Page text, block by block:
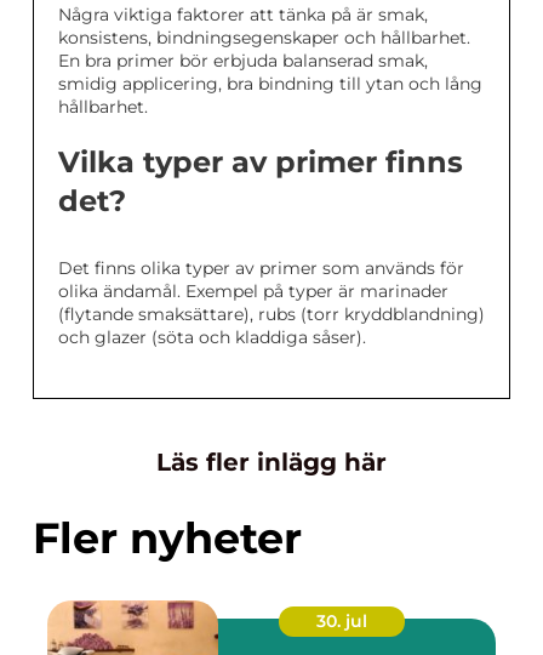
Några viktiga faktorer att tänka på är smak,
konsistens, bindningsegenskaper och hållbarhet.
En bra primer bör erbjuda balanserad smak,
smidig applicering, bra bindning till ytan och lång
hållbarhet.
Vilka typer av primer finns
det?
Det finns olika typer av primer som används för
olika ändamål. Exempel på typer är marinader
(flytande smaksättare), rubs (torr kryddblandning)
och glazer (söta och kladdiga såser).
Läs fler inlägg här
Fler nyheter
30. jul